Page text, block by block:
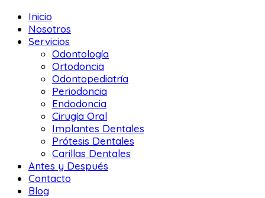
Inicio
Nosotros
Servicios
Odontología
Ortodoncia
Odontopediatría
Periodoncia
Endodoncia
Cirugía Oral
Implantes Dentales
Prótesis Dentales
Carillas Dentales
Antes y Después
Contacto
Blog